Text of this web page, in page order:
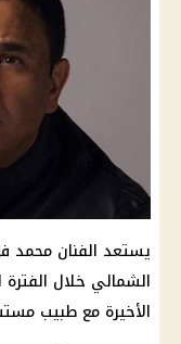
يستعد الفنان محمد
الشمالي خلال
الأخيرة مع طبيب